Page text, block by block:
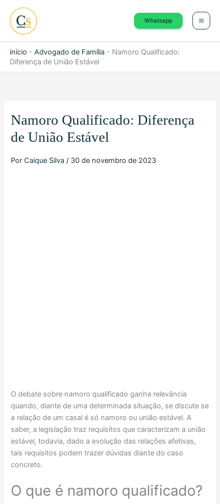
para
conteúdo
Whatsapp
início - Advogado de Família - Namoro Qualificado:
Diferença de União Estável
Namoro Qualificado: Diferença
de União Estável
Por Caique Silva/ 30 de novembro de 2023
O debate sobre namoro qualificado ganha relevância
quando, diante de uma determinada situação, se discute se
a relação de um casal é só namoro ou união estável. A
saber, a legislação traz requisitos que caracterizam a união
estável, todavia, dado a evolução das relações afetivas,
tais requisitos podem trazer dúvidas diante do caso
concreto.
O que é namoro qualificado?